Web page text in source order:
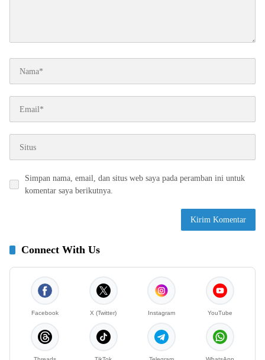
Simpan nama, email, dan situs web saya pada peramban ini untuk
komentar saya berikutnya.
Connect With Us
Facebook X (Twitter) Instagram YouTube